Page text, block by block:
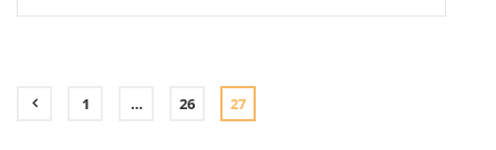
1 … 26 27